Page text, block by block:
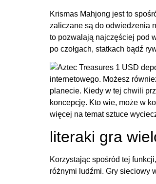
Krismas Mahjong jest to
zaliczane są do odwiedzenia
to pozwalają najczęściej pod
po czołgach, statkach bądź
internetowego. Możesz
planecie. Kiedy w tej chwili
koncepcję. Kto wie, może w
więcej na temat sztuce
literaki gra
Korzystając spośród tej
różnymi ludźmi. Gry sieciowy